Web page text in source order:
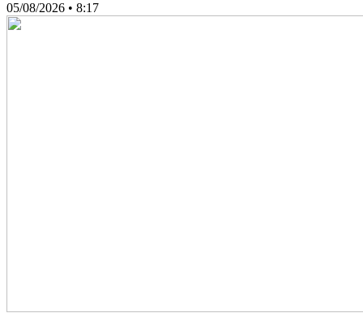
05/08/2026 • 8:17